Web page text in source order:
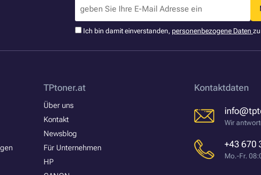
Ich bin damit einverstanden, personenbezogene Daten
TPtoner.at
Über uns
Kontakt
Newsblog
Für Unternehmen
HP
Kontaktdaten
Wir
+43 670
Mo.-Fr.